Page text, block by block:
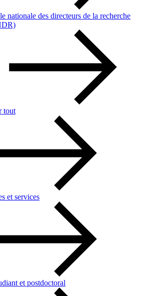
nationale des directeurs de la recherche
tout
et services
et postdoctoral